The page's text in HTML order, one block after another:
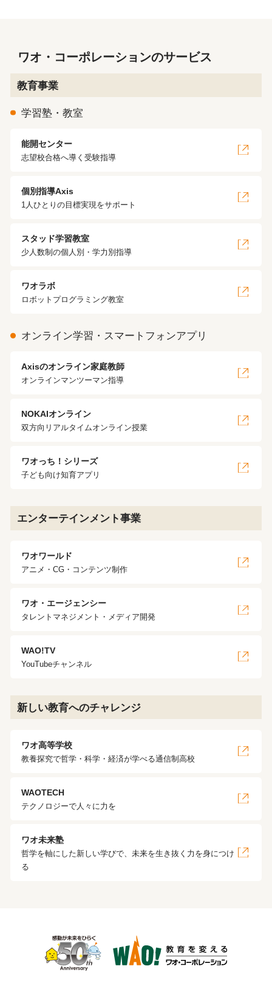
ワオ・コーポレーションのサービス
教育事業
学習塾・教室
能開センター
志望校合格へ導く受験指導
個別指導Axis
1人ひとりの目標実現をサポート
スタッド学習教室
少人数制の個人別・学力別指導
ワオラボ
ロボットプログラミング教室
オンライン学習・スマートフォンアプリ
Axisのオンライン家庭教師
オンラインマンツーマン指導
NOKAIオンライン
双方向リアルタイムオンライン授業
ワオっち！シリーズ
子ども向け知育アプリ
エンターテインメント事業
ワオワールド
アニメ・CG・コンテンツ制作
ワオ・エージェンシー
タレントマネジメント・メディア開発
WAO!TV
YouTubeチャンネル
新しい教育へのチャレンジ
ワオ高等学校
教養探究で哲学・科学・経済が学べる通信制高校
WAOTECH
テクノロジーで人々に力を
ワオ未来塾
哲学を軸にした新しい学びで、未来を生き抜く力を身につけ
る